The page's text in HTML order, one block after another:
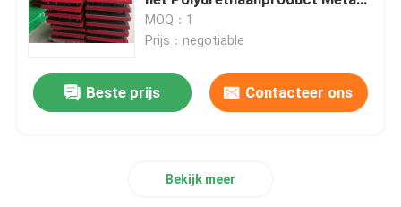
ceramische katrolbekleding
De Bekleding van de transportbandkatrol
Gesteunde
MOQ：1
Prijs：negotiable
Beste prijs Contacteer ons
Bekijk meer